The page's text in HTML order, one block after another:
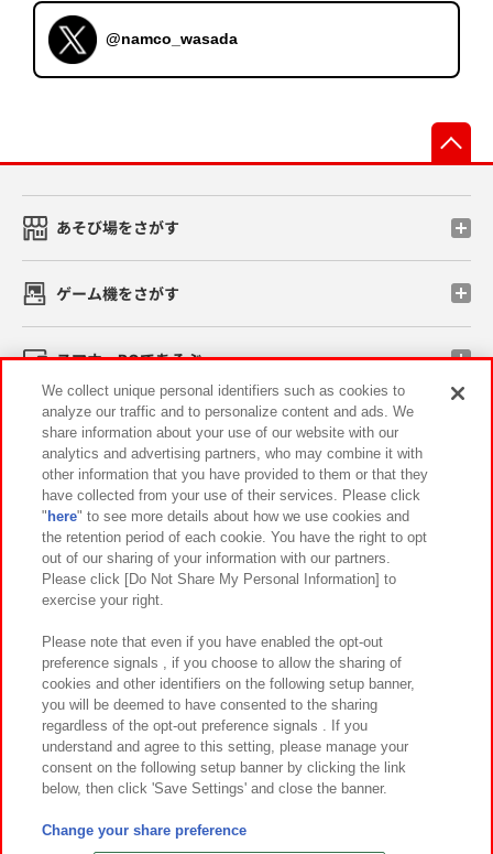
@namco_wasada
あそび場をさがす
ゲーム機をさがす
スマホ・PCであそぶ
イベント・キャンペーン
関連会社 サステナビリティ サイトポリシー
プライバシーポリシー ウェブアクセシビリティ方針と検証結果
お取引先さまとともに
カスタマーハラスメント対応方針 よくあるご質問・お問い合わせ
©Bandai Namco Amusement Inc.
©Bandai Namco Amusement Lab Inc.
We collect unique personal identifiers such as cookies to
analyze our traffic and to personalize content and ads. We
share information about your use of our website with our
analytics and advertising partners, who may combine it with
other information that you have provided to them or that they
have collected from your use of their services. Please click
" here" to see more details about how we use cookies and
the retention period of each cookie. You have the right to opt
out of our sharing of your information with our partners.
Please click [Do Not Share My Personal Information] to
exercise your right.
Please note that even if you have enabled the opt-out
preference signals , if you choose to allow the sharing of
cookies and other identifiers on the following setup banner,
you will be deemed to have consented to the sharing
regardless of the opt-out preference signals . If you
understand and agree to this setting, please manage your
consent on the following setup banner by clicking the link
below, then click 'Save Settings' and close the banner.
Change your share preference